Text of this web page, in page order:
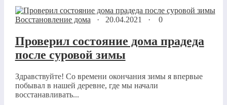
Восстановление дома · 20.04.2021 · 0
Проверил состояние дома прадеда
после суровой зимы
Здравствуйте! Со времени окончания зимы я впервые
побывал в нашей деревне, где мы начали
восстанавливать...